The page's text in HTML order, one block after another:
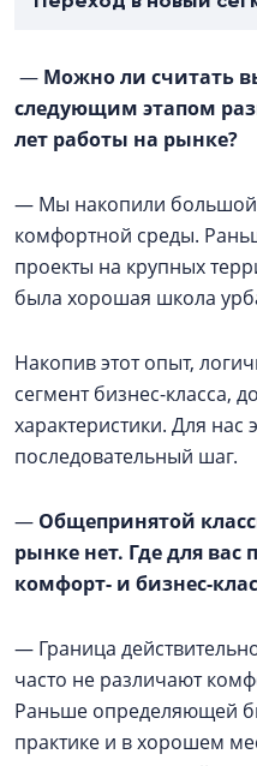
— Можно ли считать
следующим этапом
лет работы на рынке?
— Мы накопили большой
комфортной среды.
проекты на крупных
была хорошая школа
Накопив этот опыт,
сегмент бизнес-класса,
характеристики. Для
последовательный шаг.
— Общепринятой
рынке нет. Где для
комфорт- и бизнес-
— Граница
часто не различают
Раньше определяющей
практике и в хорошем